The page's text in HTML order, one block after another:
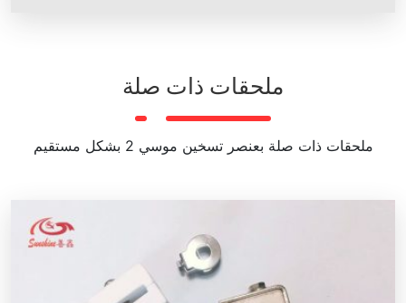
ملحقات ذات صلة
ملحقات ذات صلة بعنصر تسخين موسي 2 بشكل مستقيم